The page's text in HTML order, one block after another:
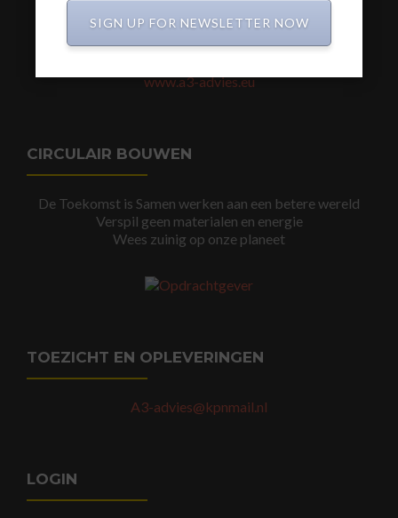
www.a3-advies.eu
CIRCULAIR BOUWEN
De Toekomst is Samen werken aan een betere wereld
Verspil geen materialen en energie
Wees zuinig op onze planeet
TOEZICHT EN OPLEVERINGEN
A3-advies@kpnmail.nl
LOGIN
SIGN UP FOR NEWSLETTER NOW